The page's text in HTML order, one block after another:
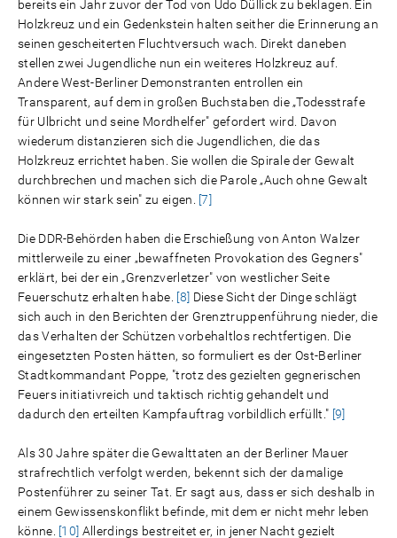
bereits ein Jahr zuvor der Tod von Udo Düllick zu beklagen. Ein
Holzkreuz und ein Gedenkstein halten seither die Erinnerung an
seinen gescheiterten Fluchtversuch wach. Direkt daneben
stellen zwei Jugendliche nun ein weiteres Holzkreuz auf.
Andere West-Berliner Demonstranten entrollen ein
Transparent, auf dem in großen Buchstaben die „Todesstrafe
für Ulbricht und seine Mordhelfer" gefordert wird. Davon
wiederum distanzieren sich die Jugendlichen, die das
Holzkreuz errichtet haben. Sie wollen die Spirale der Gewalt
durchbrechen und machen sich die Parole „Auch ohne Gewalt
können wir stark sein" zu eigen.
[7]
Die DDR-Behörden haben die Erschießung von Anton Walzer
mittlerweile zu einer „bewaffneten Provokation des Gegners"
erklärt, bei der ein „Grenzverletzer" von westlicher Seite
Feuerschutz erhalten habe. [8] Diese Sicht der Dinge schlägt
sich auch in den Berichten der Grenztruppenführung nieder, die
das Verhalten der Schützen vorbehaltlos rechtfertigen. Die
eingesetzten Posten hätten, so formuliert es der Ost-Berliner
Stadtkommandant Poppe, "trotz des gezielten gegnerischen
Feuers initiativreich und taktisch richtig gehandelt und
dadurch den erteilten Kampfauftrag vorbildlich erfüllt." [9]
Als 30 Jahre später die Gewalttaten an der Berliner Mauer
strafrechtlich verfolgt werden, bekennt sich der damalige
Postenführer zu seiner Tat. Er sagt aus, dass er sich deshalb in
einem Gewissenskonflikt befinde, mit dem er nicht mehr leben
könne. [10] Allerdings bestreitet er, in jener Nacht gezielt